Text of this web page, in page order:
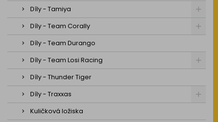
Díly - Tamiya
Díly - Team Corally
Díly - Team Durango
Díly - Team Losi Racing
Díly - Thunder Tiger
Díly - Traxxas
Kuličková ložiska